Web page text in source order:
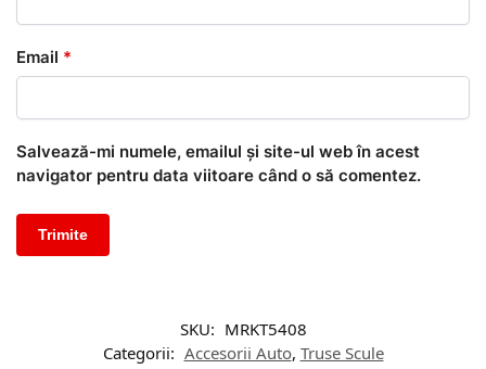
Email *
Salvează-mi numele, emailul și site-ul web în acest
navigator pentru data viitoare când o să comentez.
SKU: MRKT5408
Categorii: Accesorii Auto, Truse Scule